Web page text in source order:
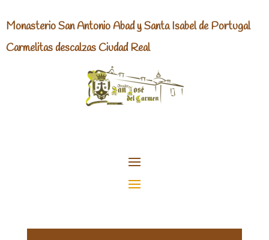
Monasterio San Antonio Abad y Santa Isabel de Portugal
Carmelitas descalzas Ciudad Real